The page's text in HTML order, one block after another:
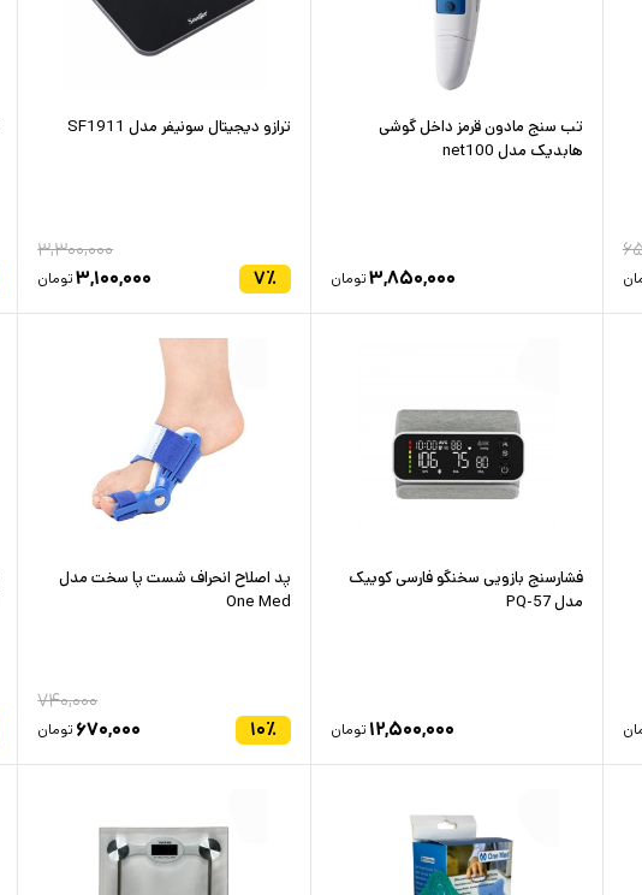
تب سنج مادون قرمز داخل گوشی
هابدیک مدل net100
۳,۸۵۰,۰۰۰تومان
ترازو دیجیتال سونیفر مدل SF1911
۷٪
۳,۳۰۰,۰۰۰
۳,۱۰۰,۰۰۰تومان
فشارسنج بازویی سخنگو فارسی کوییک
مدل PQ-57
۱۲,۵۰۰,۰۰۰ تومان
پد اصلاح انحراف شست پا سخت مدل
One Med
۱۰٪
۷۴۰,۰۰۰
۶۷۰,۰۰۰ تومان